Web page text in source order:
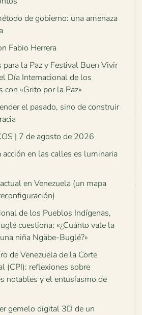
de gobierno: una amenaza
Fabio Herrera
la Paz y Festival Buen Vivir
Día Internacional de los
con «Grito por la Paz»
el pasado, sino de construir
| 7 de agosto de 2026
acción en las calles es luminaria
en Venezuela (un mapa
de los Pueblos Indígenas,
cuestiona: «¿Cuánto vale la
niña Ngäbe-Buglé?»
de Venezuela de la Corte
(CPI): reflexiones sobre
notables y el entusiasmo de
gemelo digital 3D de un